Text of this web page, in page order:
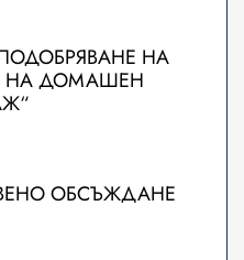
НА
НА ДОМАШЕН
ОБСЪЖДАНЕ